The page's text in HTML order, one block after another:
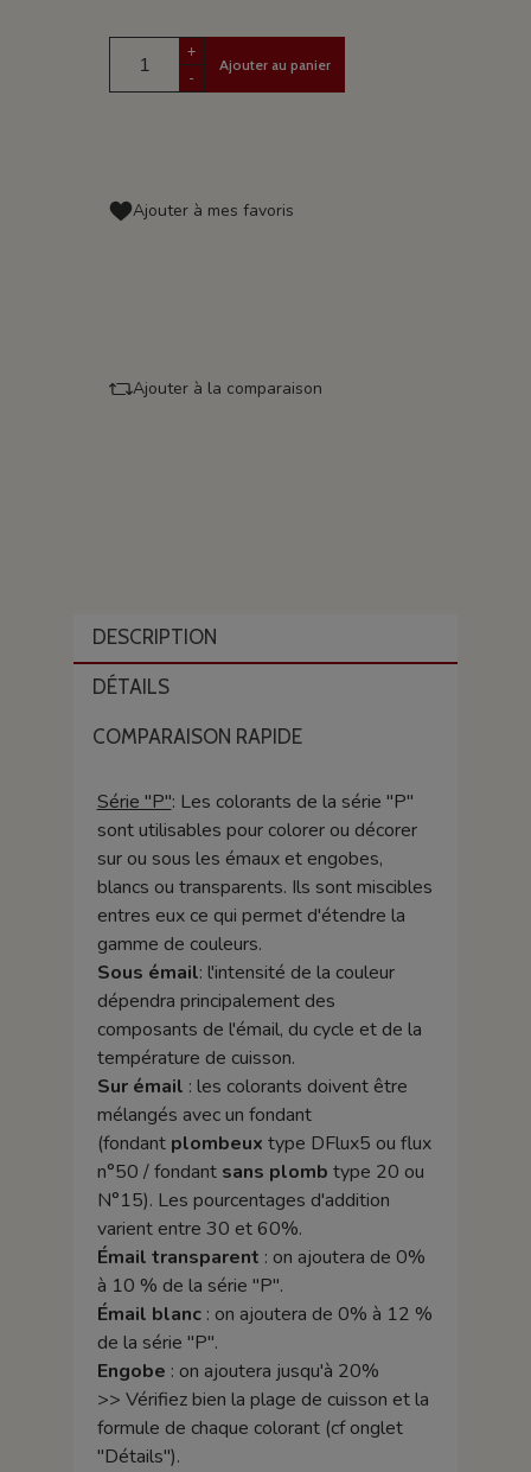
+
-
Ajouter au panier
Ajouter à mes favoris
Ajouter à la comparaison
DESCRIPTION
DÉTAILS
COMPARAISON RAPIDE
Série "P": Les colorants de la série "P"
sont utilisables pour colorer ou décorer
sur ou sous les émaux et engobes,
blancs ou transparents. Ils sont miscibles
entres eux ce qui permet d'étendre la
gamme de couleurs.
Sous émail: l'intensité de la couleur
dépendra principalement des
composants de l'émail, du cycle et de la
température de cuisson.
Sur émail : les colorants doivent être
mélangés avec un fondant
(fondant plombeux type DFlux5 ou flux
n°50 / fondant sans plomb type 20 ou
N°15). Les pourcentages d'addition
varient entre 30 et 60%.
Émail transparent : on ajoutera de 0%
à 10 % de la série "P".
Émail blanc: on ajoutera de 0% à 12 %
de la série "P".
Engobe : on ajoutera jusqu'à 20%
>> Vérifiez bien la plage de cuisson et la
formule de chaque colorant (cf onglet
"Détails").